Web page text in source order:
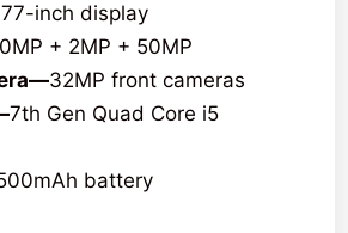
inch display
+ 2MP + 50MP
32MP front cameras
7th Gen Quad Core i5
battery